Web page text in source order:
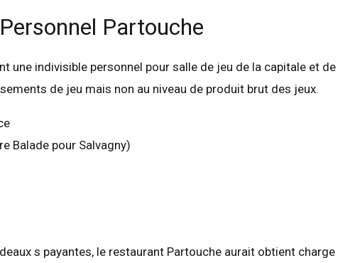
Partouche
une indivisible personnel pour salle de jeu de la capitale et de
de jeu mais non au niveau de produit brut des jeux.
Balade pour Salvagny)
s payantes, le restaurant Partouche aurait obtient charge